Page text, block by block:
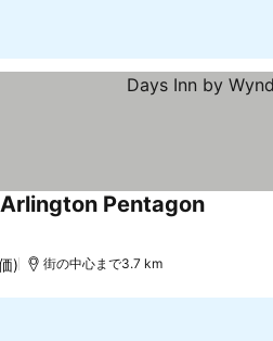
Pentagon
) 街の中心まで3.7 km